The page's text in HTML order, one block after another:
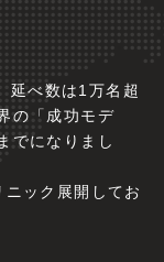
延べ数は1万名超
の「成功モデ
でになりまし
ック展開してお